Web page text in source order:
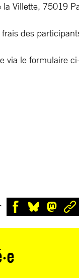
Villette, 75019
des
via le formulaire